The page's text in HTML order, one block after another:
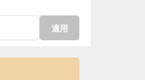
適用